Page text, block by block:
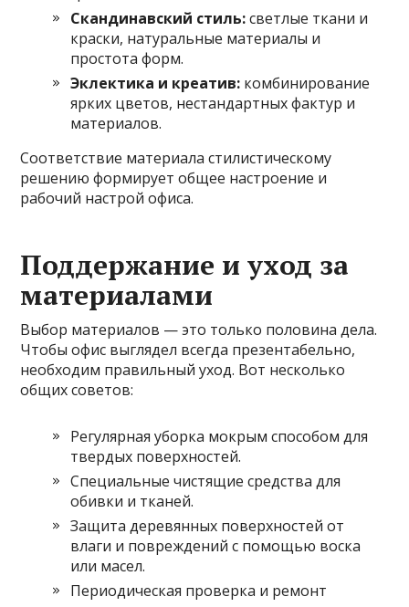
Скандинавский стиль:светлые ткани и
краски, натуральные материалы и
простота форм.
Эклектика и креатив: комбинирование
ярких цветов, нестандартных фактур и
материалов.
Соответствие материала стилистическому
решению формирует общее настроение и
рабочий настрой офиса.
Поддержание и уход за
материалами
Выбор материалов — это только половина дела.
Чтобы офис выглядел всегда презентабельно,
необходим правильный уход. Вот несколько
общих советов:
Регулярная уборка мокрым способом для
твердых поверхностей.
Специальные чистящие средства для
обивки и тканей.
Защита деревянных поверхностей от
влаги и повреждений с помощью воска
или масел.
Периодическая проверка и ремонт